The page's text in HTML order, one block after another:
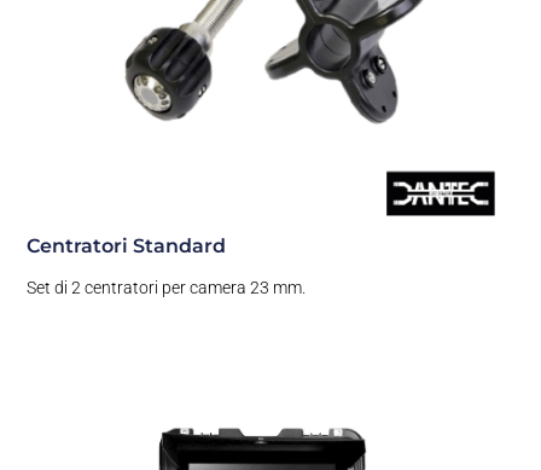
Centratori Standard
Set di 2 centratori per camera 23 mm.